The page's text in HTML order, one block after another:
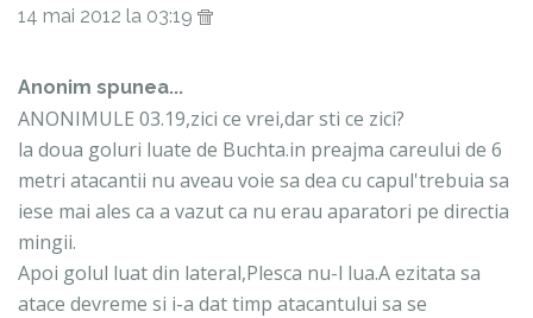
14 mai 2012 la 03:19
Anonim spunea...
ANONIMULE 03.19,zici ce vrei,dar sti ce zici?
la doua goluri luate de Buchta.in preajma careului de 6
metri atacantii nu aveau voie sa dea cu capul'trebuia sa
iese mai ales ca a vazut ca nu erau aparatori pe directia
mingii.
Apoi golul luat din lateral,Plesca nu-l lua.A ezitata sa
atace devreme si i-a dat timp atacantului sa se